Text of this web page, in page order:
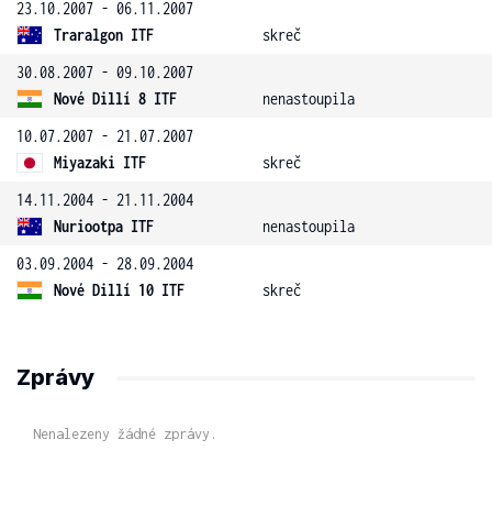
23.10.2007 - 06.11.2007
Traralgon ITF
skreč
30.08.2007 - 09.10.2007
Nové Dillí 8 ITF
nenastoupila
10.07.2007 - 21.07.2007
Miyazaki ITF
skreč
14.11.2004 - 21.11.2004
Nuriootpa ITF
nenastoupila
03.09.2004 - 28.09.2004
Nové Dillí 10 ITF
skreč
Zprávy
Nenalezeny žádné zprávy.